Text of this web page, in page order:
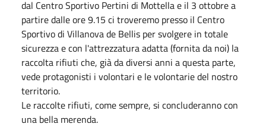
dal Centro Sportivo Pertini di Mottella e il 3 ottobre a
partire dalle ore 9.15 ci troveremo presso il Centro
Sportivo di Villanova de Bellis per svolgere in totale
sicurezza e con l'attrezzatura adatta (fornita da noi) la
raccolta rifiuti che, già da diversi anni a questa parte,
vede protagonisti i volontari e le volontarie del nostro
territorio.
Le raccolte rifiuti, come sempre, si concluderanno con
una bella merenda.